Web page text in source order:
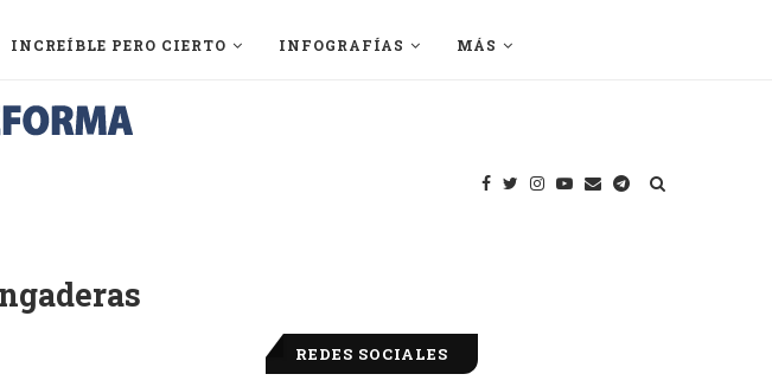
INCREÍBLE PERO CIERTO INFOGRAFÍAS MÁS
REDES SOCIALES